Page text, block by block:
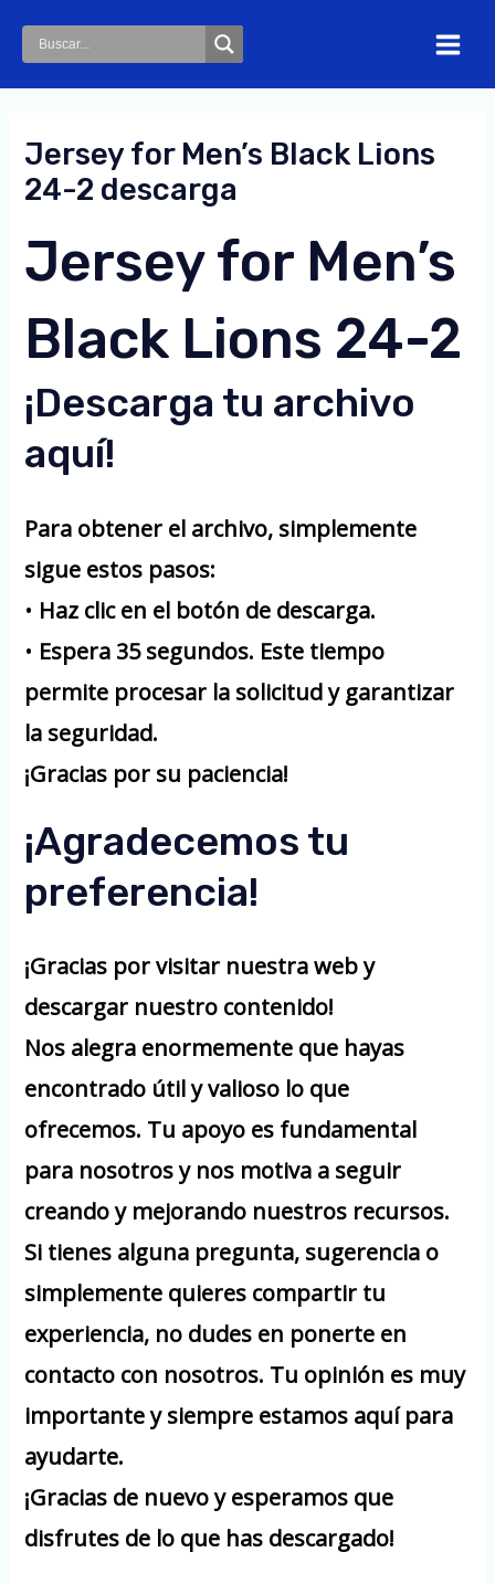
Main
Jersey for Men’s Black Lions
24-2 descarga
Jersey for Men’s
Black Lions 24-2
¡Descarga tu archivo
aquí!
Para obtener el archivo, simplemente
sigue estos pasos:
• Haz clic en el botón de descarga.
• Espera 35 segundos. Este tiempo
permite procesar la solicitud y garantizar
la seguridad.
¡Gracias por su paciencia!
¡Agradecemos tu
preferencia!
¡Gracias por visitar nuestra web y
descargar nuestro contenido!
Nos alegra enormemente que hayas
encontrado útil y valioso lo que
ofrecemos. Tu apoyo es fundamental
para nosotros y nos motiva a seguir
creando y mejorando nuestros recursos.
Si tienes alguna pregunta, sugerencia o
simplemente quieres compartir tu
experiencia, no dudes en ponerte en
contacto con nosotros. Tu opinión es muy
importante y siempre estamos aquí para
ayudarte.
¡Gracias de nuevo y esperamos que
disfrutes de lo que has descargado!